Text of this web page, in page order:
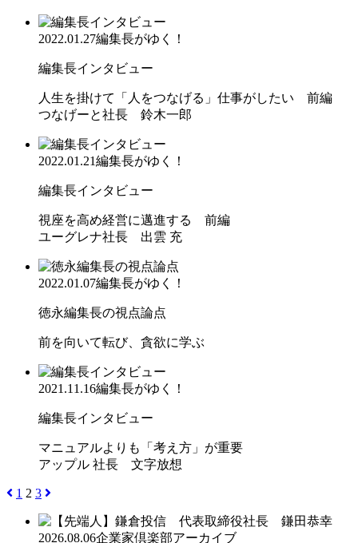
2022.01.27編集長がゆく！
編集長インタビュー
人生を掛けて「人をつなげる」仕事がしたい 前編
つなげーと社長 鈴木一郎
2022.01.21編集長がゆく！
編集長インタビュー
視座を高め経営に邁進する 前編
ユーグレナ社長 出雲 充
2022.01.07編集長がゆく！
徳永編集長の視点論点
前を向いて転び、貪欲に学ぶ
2021.11.16編集長がゆく！
編集長インタビュー
マニュアルよりも「考え方」が重要
アップル 社長 文字放想
1 2 3
2026.08.06企業家倶楽部アーカイブ